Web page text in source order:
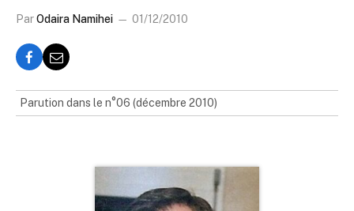
ParOdaira Namihei 01/12/2010
Parution dans le n°06 (décembre 2010)